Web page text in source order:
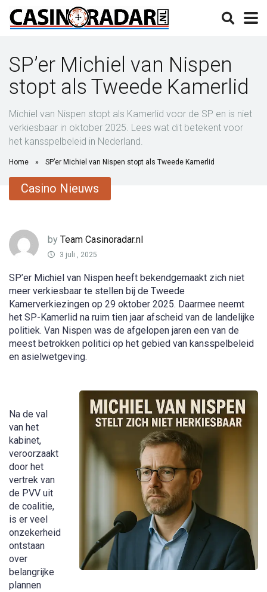
SP’er Michiel van Nispen
stopt als Tweede Kamerlid
Michiel van Nispen stopt als Kamerlid voor de SP en is niet
verkiesbaar in oktober 2025. Lees wat dit betekent voor
het kansspelbeleid in Nederland.
Home » SP’er Michiel van Nispen stopt als Tweede Kamerlid
Casino Nieuws
by Team Casinoradar.nl
3 juli , 2025
SP’er Michiel van Nispen heeft bekendgemaakt zich niet
meer verkiesbaar te stellen bij de Tweede
Kamerverkiezingen op 29 oktober 2025. Daarmee neemt
het SP-Kamerlid na ruim tien jaar afscheid van de landelijke
politiek. Van Nispen was de afgelopen jaren een van de
meest betrokken politici op het gebied van kansspelbeleid
en asielwetgeving.
Na de val
van het
kabinet,
veroorzaakt
door het
vertrek van
de PVV uit
de coalitie,
is er veel
onzekerheid
ontstaan
over
belangrijke
plannen